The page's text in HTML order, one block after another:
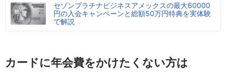
セゾンプラチナビジネスアメックスの最大60000
円の入会キャンペーンと総額50万円特典を実体験
で解説
カードに年会費をかけたくない方は